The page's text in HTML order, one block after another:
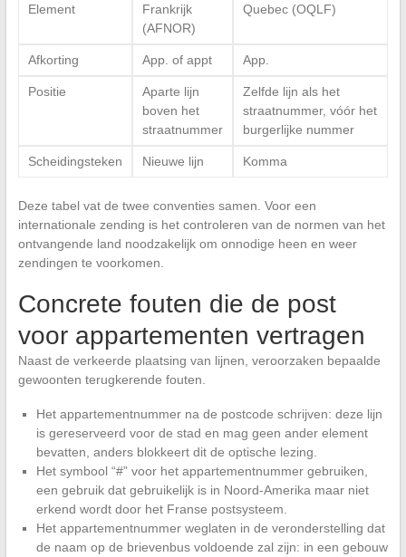
Element
Frankrijk
(AFNOR)
Quebec (OQLF)
Afkorting App. of appt App.
Positie
Aparte lijn
boven het
straatnummer
Zelfde lijn als het
straatnummer, vóór het
burgerlijke nummer
Scheidingsteken Nieuwe lijn Komma
Deze tabel vat de twee conventies samen. Voor een
internationale zending is het controleren van de normen van het
ontvangende land noodzakelijk om onnodige heen en weer
zendingen te voorkomen.
Concrete fouten die de post
voor appartementen vertragen
Naast de verkeerde plaatsing van lijnen, veroorzaken bepaalde
gewoonten terugkerende fouten.
Het appartementnummer na de postcode schrijven: deze lijn
is gereserveerd voor de stad en mag geen ander element
bevatten, anders blokkeert dit de optische lezing.
Het symbool “#” voor het appartementnummer gebruiken,
een gebruik dat gebruikelijk is in Noord-Amerika maar niet
erkend wordt door het Franse postsysteem.
Het appartementnummer weglaten in de veronderstelling dat
de naam op de brievenbus voldoende zal zijn: in een gebouw